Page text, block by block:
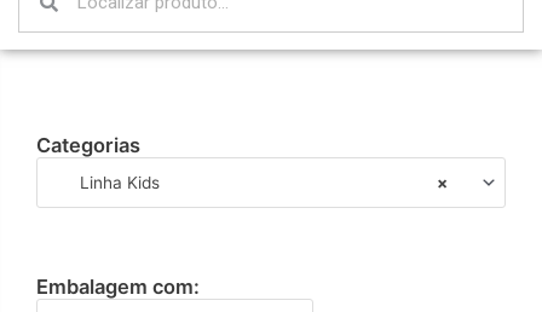
Categorias
×
Linha Kids
Embalagem com: